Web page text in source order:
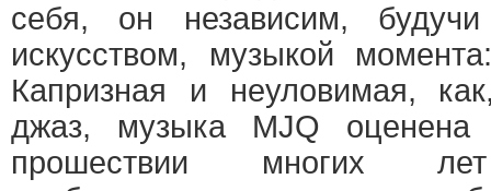
себя, он независим, будучи
искусством, музыкой
Капризная и неуловимая,
джаз, музыка MJQ оценена
прошествии многих